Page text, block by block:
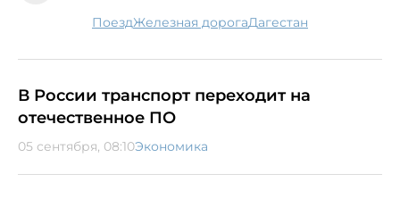
поезд железная дорога Дагестан
В России транспорт переходит на
отечественное ПО
05 сентября, 08:10Экономика